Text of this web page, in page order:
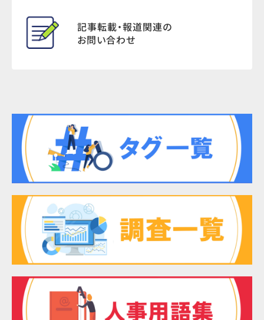
記事転載・報道関連の
お問い合わせ